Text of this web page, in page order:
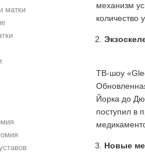
матки
механизм
количество
ТВ-шоу
Йорка до
поступил в
Новые